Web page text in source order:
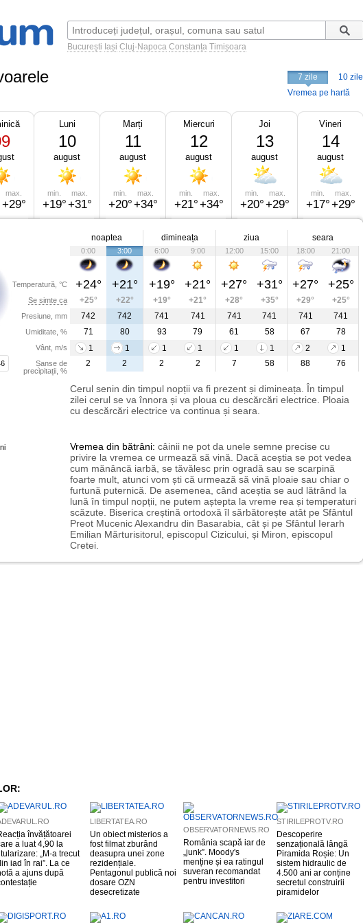
București Iași Cluj-Napoca Constanța Timișoara
7 zile
10 zile
Vremea pe hartă
max.
+29°
Luni
10
august
min.
+19°
max.
+31°
Marți
11
august
min.
+20°
max.
+34°
Miercuri
12
august
min.
+21°
max.
+34°
Joi
13
august
min.
+20°
max.
+29°
Vineri
14
august
min.
+17°
max.
+29°
Temperatură, °C
Se simte ca
Presiune, mm
Umiditate, %
Vânt, m/s
Șanse de
precipitații, %
noaptea dimineața ziua seara
0:00 3:00 6:00 9:00 12:00 15:00 18:00 21:00
+24° +21° +19° +21° +27° +31° +27° +25°
+25° +22° +19° +21° +28° +35° +29°
+25°
742
742 741 741 741 741 741
741
71
80 93 79 61 58 67
78
1
1 1 1 1 1 2
1
2
2 2 2 7 58 88 76
Cerul senin din timpul nopții va fi prezent și dimineața. În timpul
zilei cerul se va înnora și va ploua cu descărcări electrice. Ploaia
cu descărcări electrice va continua și seara.
Vremea din bătrâni: câinii ne pot da unele semne precise cu
privire la vremea ce urmează să vină. Dacă aceștia se pot vedea
cum mănâncă iarbă, se tăvălesc prin ogradă sau se scarpină
foarte mult, atunci vom ști că urmează să vină ploaie sau chiar o
furtună puternică. De asemenea, când aceștia se aud lătrând la
lună în timpul nopții, ne putem aștepta la vreme rea și temperaturi
scăzute. Biserica creștină ortodoxă îl sărbătorește atât pe Sfântul
Preot Mucenic Alexandru din Basarabia, cât și pe Sfântul Ierarh
Emilian Mărturisitorul, episcopul Cizicului, și Miron, episcopul
Cretei.
învățătoarei
a luat 4,90 la
„M-a trecut
iad în rai”. La ce
a ajuns după
LIBERTATEA.RO
Un obiect misterios a
fost filmat zburând
deasupra unei zone
rezidențiale.
Pentagonul publică noi
dosare OZN
desecretizate
OBSERVATORNEWS.RO
România scapă iar de
„junk”. Moody's
menține și ea ratingul
suveran recomandat
pentru investitori
STIRILEPROTV.RO
Descoperire
senzațională lângă
Piramida Roșie: Un
sistem hidraulic de
4.500 ani ar conține
secretul construirii
piramidelor